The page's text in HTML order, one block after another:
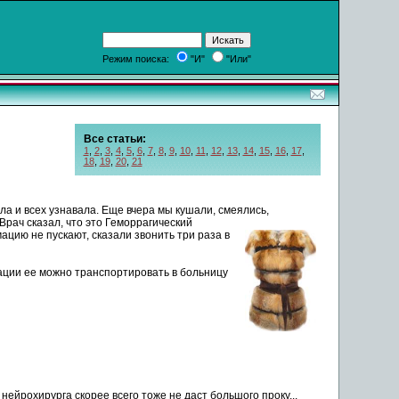
Режим поиска: "И" "Или"
Все статьи:
1 2, 3, 4, 5, 6, 7, 8, 9, 10, 11 12, 13, 14, 15, 16, 17,
18, 19, 20, 21
и всех узнавала. Еще вчера мы кушали, смеялись,
сказал, что это Геморрагический
не пускают, сказали звонить три раза в
ее можно транспортировать в больницу
скорее всего тоже не даст большого проку...